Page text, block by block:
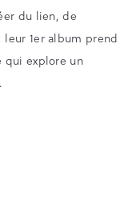
du lien, de
, leur 1er album prend
qui explore un